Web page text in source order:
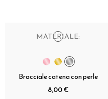
MATERIALE:
Bracciale catena con perle
8,00 €